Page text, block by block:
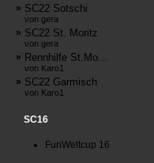
» SC22 Sotschi
von gera
» SC22 St. Moritz
von gera
» Rennhilfe St.Mo...
von Karo1
» SC22 Garmisch
von Karo1
SC16
FunWeltcup 16